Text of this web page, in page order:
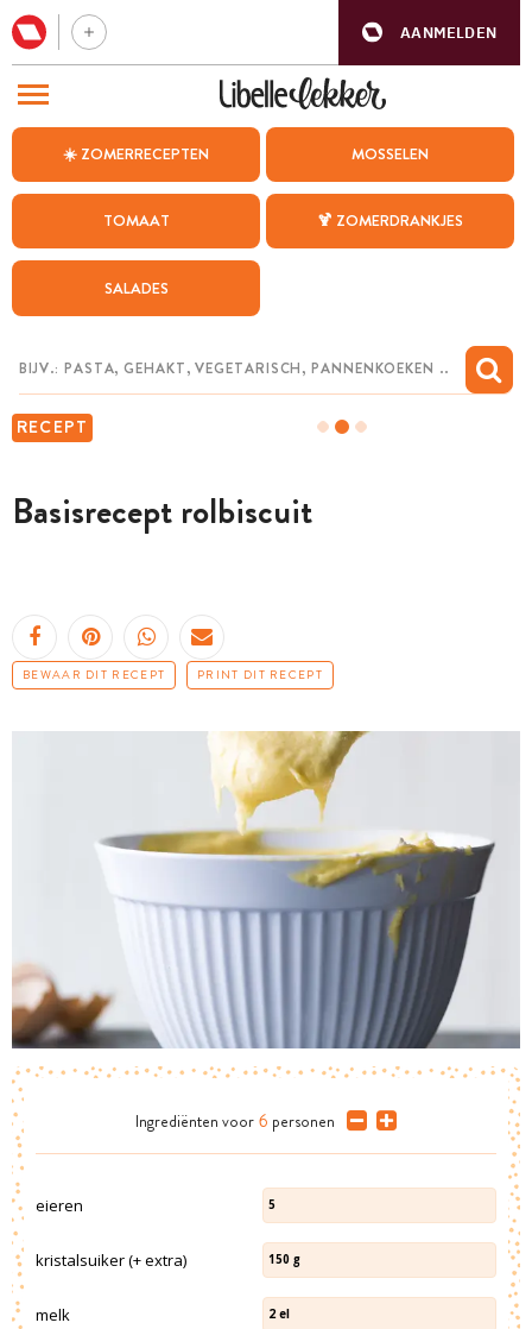
AANMELDEN
☀️ ZOMERRECEPTEN MOSSELEN
TOMAAT 🍹 ZOMERDRANKJES
SALADES
RECEPT
Basisrecept rolbiscuit
BEWAAR DIT RECEPT PRINT DIT RECEPT
Ingrediënten voor 6 personen
eieren 5
kristalsuiker (+ extra) 150 g
melk 2 el
BEZOEK ONZE ANDERE WEBSITES
WEEKMENU
CHAT MET MAIA
MIJN BEWAARDE RECEPTEN